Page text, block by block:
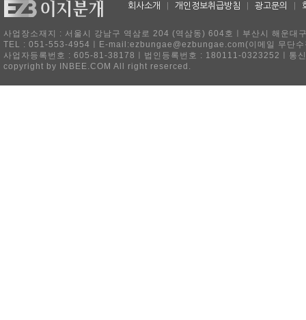
회사소개 개인정보취급방침 광고문의
사업장소재지 : 서울시 강남구 역삼로 204 (역삼동) 604호ㅣ부산시 해운
TEL : 051-553-4954ㅣE-mail:ezbungae@ezbungae.com(이메일 무단수
사업자등록번호 : 605-81-38178ㅣ법인등록번호 : 180111-0323252ㅣ통
copyright by INBEE.COM All right reserced.